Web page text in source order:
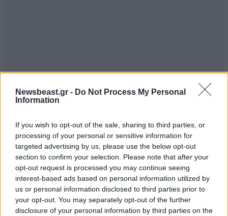
Newsbeast.gr - Do Not Process My Personal
Information
If you wish to opt-out of the sale, sharing to third parties, or
processing of your personal or sensitive information for
targeted advertising by us, please use the below opt-out
section to confirm your selection. Please note that after your
opt-out request is processed you may continue seeing
interest-based ads based on personal information utilized by
us or personal information disclosed to third parties prior to
your opt-out. You may separately opt-out of the further
disclosure of your personal information by third parties on the